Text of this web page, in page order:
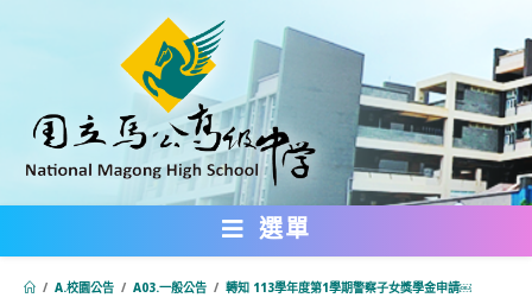
內
選單
/ A.校園公告 / A03.一般公告 / 轉知 113學年度第1學期警察子女獎學金申請￼